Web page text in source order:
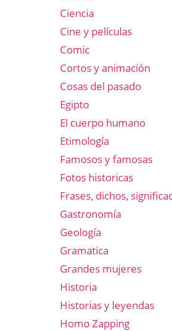
Ciencia
Cine y películas
Comic
Cortos y animación
Cosas del pasado
Egipto
El cuerpo humano
Etimología
Famosos y famosas
Fotos historicas
Frases, dichos,
Gastronomía
Geología
Gramatica
Grandes mujeres
Historia
Historias y leyendas
Homo Zapping